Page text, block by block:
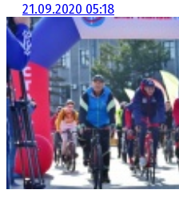
21.09.2020 05:18